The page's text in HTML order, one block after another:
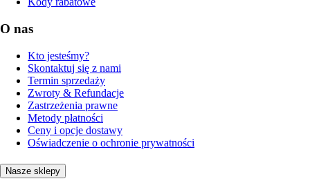
O nas
Kto jesteśmy?
Skontaktuj się z nami
Termin sprzedaży
Zwroty & Refundacje
Zastrzeżenia prawne
Metody płatności
Ceny i opcje dostawy
Oświadczenie o ochronie prywatności
Nasze sklepy